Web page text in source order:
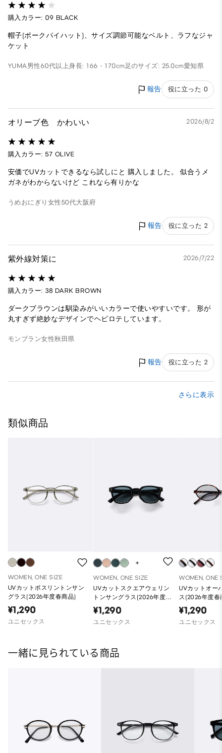
購入カラー: 09 BLACK
帽子(ポークパイハット)、サイズ調節可能なベルト、ラフなジャ
ケット
YUMA 男性60代以上身長: 166 - 170cm 足のサイズ: 25.0cm愛知県
報告 役に立った 0
オリーブ色 かわいい 2026/8/2
購入カラー: 57 OLIVE
安価でUVカットできるなら試しにと 購入しました。 似合うメ
ガネがわからないけど これなら有りかな
うめおにぎり 女性50代大阪府
報告 役に立った 2
紫外線対策に 2026/7/22
購入カラー: 38 DARK BROWN
ダークブラウンは馴染みがいいカラーで使いやすいです。 形が
丸すぎず絶妙なデザインでヘビロテしています。
モンブラン女性秋田県
報告 役に立った 2
さらに表示
類似商品
WOMEN, ONE SIZE
UVカットボスリントンサン
グラス(2026年度春商品)
¥1,290
ユニセックス
WOMEN, ONE SIZE
UVカットスクエアウェリン
トンサングラス(2026年度春
商品)
¥1,290
ユニセックス
WOMEN, ONE
UVカットオー
ス(2026年度春
¥1,290
ユニセックス
一緒に見られている商品